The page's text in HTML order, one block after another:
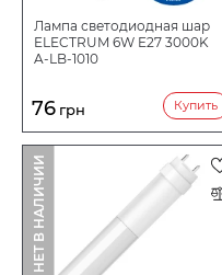
Лампа светодиодная шар
ELECTRUM 6W E27 3000K
A-LB-1010
76 грн Купить
НЕТ В НАЛИЧИИ